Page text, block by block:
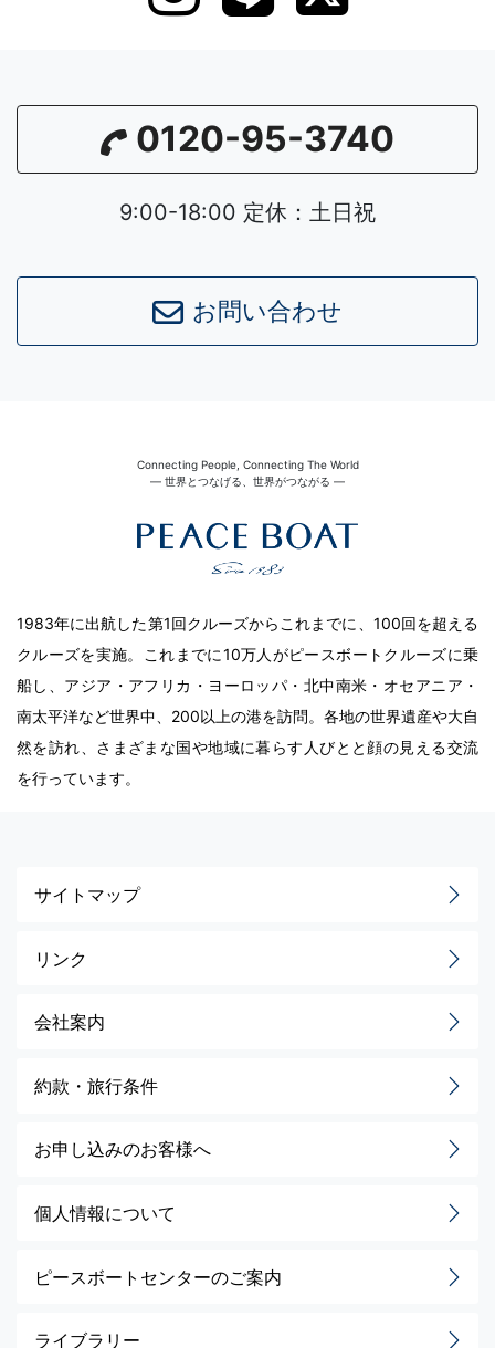
Leaflet|©OpenStreetMapcontributors
0120-95-3740
9:00-18:00 定休：土日祝
お問い合わせ
Connecting People, Connecting The World
― 世界とつなげる、世界がつながる ―
1983年に出航した第1回クルーズからこれまでに、100回を超える
クルーズを実施。これまでに10万人がピースボートクルーズに乗
船し、アジア・アフリカ・ヨーロッパ・北中南米・オセアニア・
南太平洋など世界中、200以上の港を訪問。各地の世界遺産や大自
然を訪れ、さまざまな国や地域に暮らす人びとと顔の見える交流
を行っています。
サイトマップ
リンク
会社案内
約款・旅行条件
お申し込みのお客様へ
個人情報について
ピースボートセンターのご案内
ライブラリー